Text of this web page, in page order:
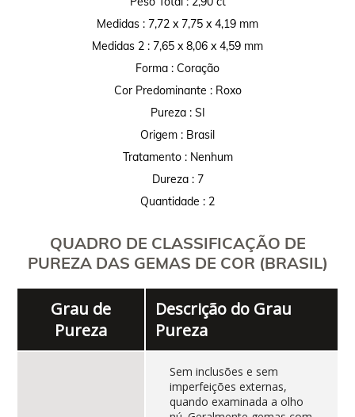
Medidas : 7,72 x 7,75 x 4,19 mm
Medidas 2 : 7,65 x 8,06 x 4,59 mm
Forma : Coração
Cor Predominante : Roxo
Pureza : SI
Origem : Brasil
Tratamento : Nenhum
Dureza : 7
Quantidade : 2
QUADRO DE CLASSIFICAÇÃO DE
PUREZA DAS GEMAS DE COR (BRASIL)
Grau de
Pureza
Descrição do Grau
Pureza
Sem inclusões e sem
imperfeições externas,
quando examinada a olho